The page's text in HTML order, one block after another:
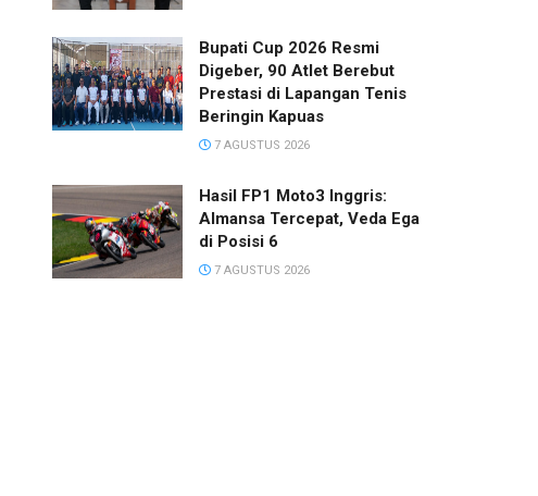
Bupati Cup 2026 Resmi
Digeber, 90 Atlet Berebut
Prestasi di Lapangan Tenis
Beringin Kapuas
7 AGUSTUS 2026
Hasil FP1 Moto3 Inggris:
Almansa Tercepat, Veda Ega
di Posisi 6
7 AGUSTUS 2026